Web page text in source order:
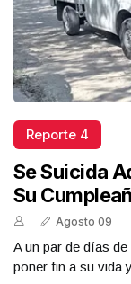
Reporte 4
Se Suicida
Su
Agosto 09
A un par de días
poner fin a su vida